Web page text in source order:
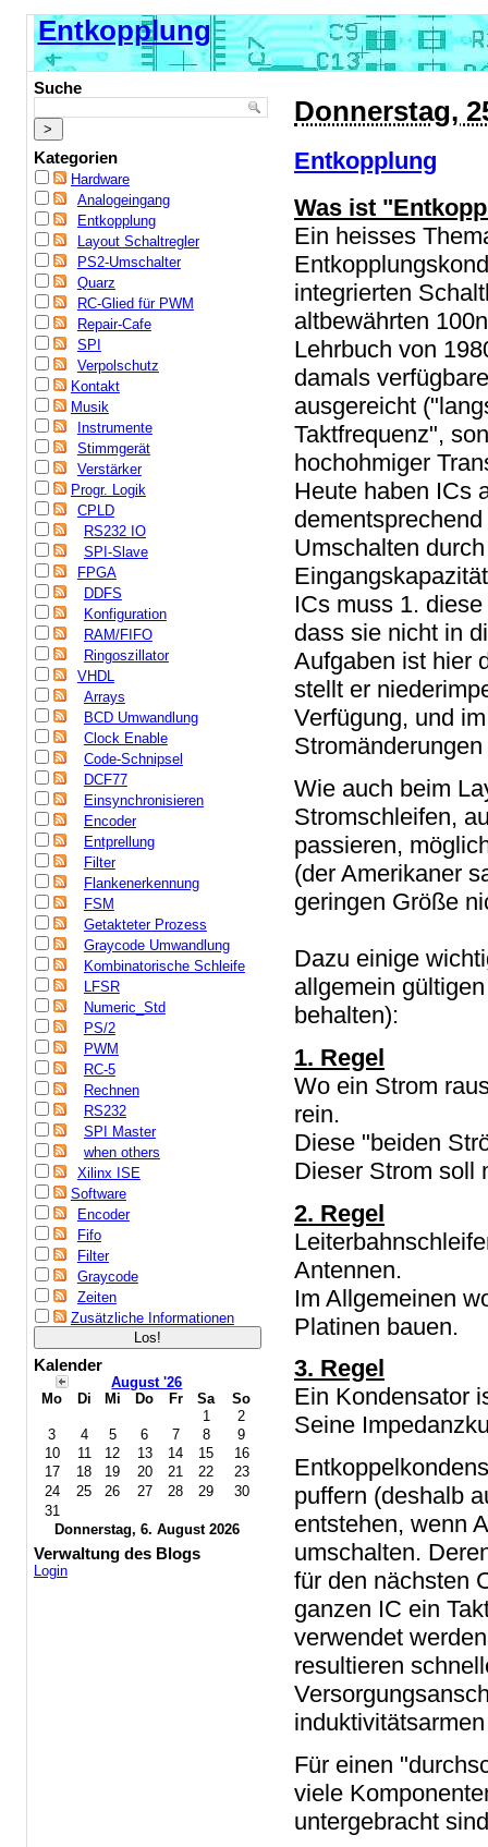
Entkopplung
Suche
Kategorien
Hardware
Analogeingang
Entkopplung
Layout Schaltregler
PS2-Umschalter
Quarz
RC-Glied für PWM
Repair-Cafe
SPI
Verpolschutz
Kontakt
Musik
Instrumente
Stimmgerät
Verstärker
Progr. Logik
CPLD
RS232 IO
SPI-Slave
FPGA
DDFS
Konfiguration
RAM/FIFO
Ringoszillator
VHDL
Arrays
BCD Umwandlung
Clock Enable
Code-Schnipsel
DCF77
Einsynchronisieren
Encoder
Entprellung
Filter
Flankenerkennung
FSM
Getakteter Prozess
Graycode Umwandlung
Kombinatorische Schleife
LFSR
Numeric_Std
PS/2
PWM
RC-5
Rechnen
RS232
SPI Master
when others
Xilinx ISE
Software
Encoder
Fifo
Filter
Graycode
Zeiten
Zusätzliche Informationen
Kalender
August '26
Mo
Di Mi Do Fr Sa So
Donnerstag, 6. August 2026
1
2
3
4 5 6 7 8
9
10
11 12 13 14 15
16
17
18 19 20 21 22
23
24
25 26 27 28 29
30
31
Verwaltung des Blogs
Login
Donnerstag,
Entkopplung
Was ist
Ein heisses
integrierten
altbewährten
Lehrbuch von
damals
ausgereicht
Taktfrequenz",
hochohmiger
Heute haben ICs
Umschalten
ICs muss 1.
dass sie nicht in
Aufgaben ist hier
stellt er
Verfügung, und
Wie auch beim
Stromschleifen,
passieren,
(der Amerikaner
geringen Größe
Dazu einige
allgemein
behalten):
1. Regel
Wo ein Strom
rein.
Diese "beiden
Dieser Strom soll
2. Regel
Antennen.
Im Allgemeinen
Platinen bauen.
3. Regel
Ein Kondensator
Seine
puffern (deshalb
entstehen, wenn
umschalten.
für den nächsten
ganzen IC ein
verwendet
resultieren
Für einen
viele
untergebracht